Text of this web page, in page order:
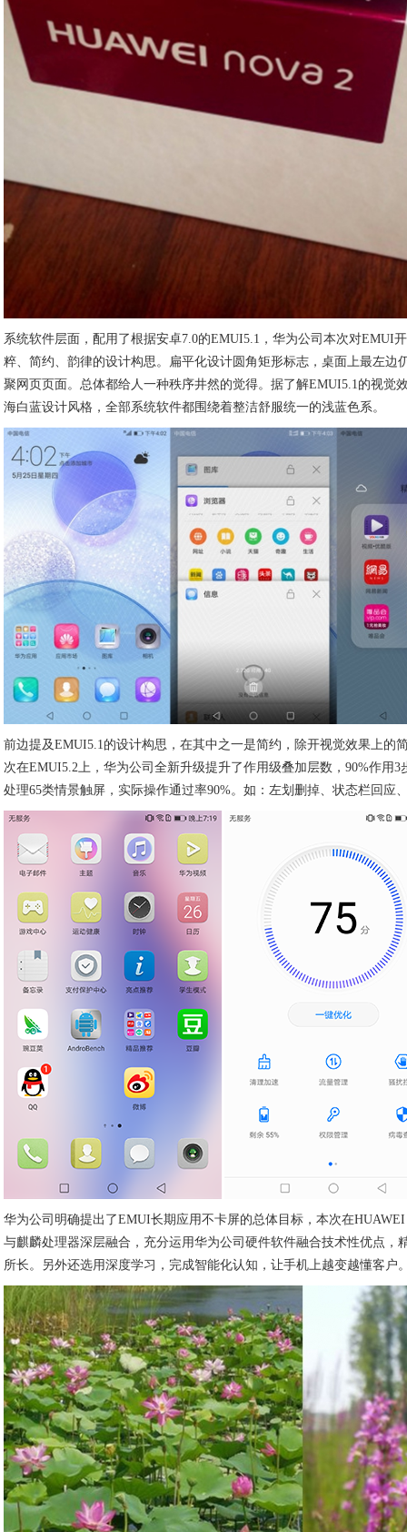
系统软件层面，配用了根据安卓7.0的EMUI5.1，华为公司本次对EMUI
粹、简约、韵律的设计构思。扁平化设计圆角矩形标志，桌面上最左边
聚网页页面。总体都给人一种秩序井然的觉得。据了解EMUI5.1的视觉
海白蓝设计风格，全部系统软件都围绕着整洁舒服统一的浅蓝色系。
前边提及EMUI5.1的设计构思，在其中之一是简约，除开视觉效果上的
次在EMUI5.2上，华为公司全新升级提升了作用级叠加层数，90%作用
处理65类情景触屏，实际操作通过率90%。如：左划删掉、状态栏回应
华为公司明确提出了EMUI长期应用不卡屏的总体目标，本次在
与麒麟处理器深层融合，充分运用华为公司硬件软件融合技术性优点，
所长。另外还选用深度学习，完成智能化认知，让手机上越变越懂客户